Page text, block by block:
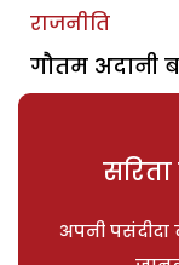
राजनीति
गौतम अदानी
अपनी पसंदीदा